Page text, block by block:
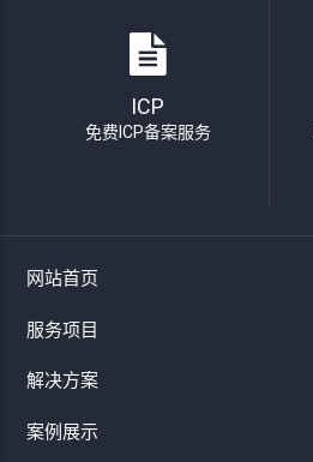
ICP
免费ICP备案服务
网站首页
服务项目
解决方案
案例展示